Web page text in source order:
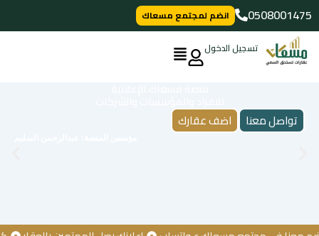
تخطي
إلى
المحتوى
0508001475
انضم لمجتمع مسعاك
تسجيل الدخول
تواصل معنا اضف عقارك